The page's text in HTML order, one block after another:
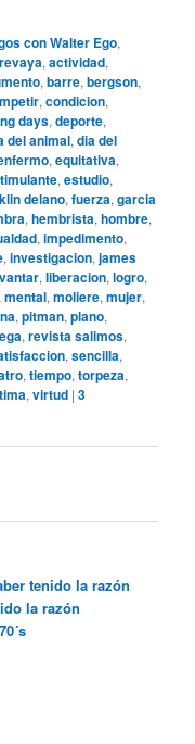
con Walter Ego,
,actividad,
,barre,bergson,
,condicion,
days,deporte,
del animal,dia del
,equitativa,
,estudio,
delano,fuerza,garcia
,hembrista,hombre,
,impedimento,
,investigacion,james
,liberacion,logro,
,mental,moliere,mujer,
,pitman,plano,
,revista salimos,
,sencilla,
,tiempo,torpeza,
,virtud |3
tenido la razón
la razón